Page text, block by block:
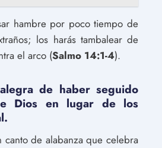
hambre por poco tiempo de
los harás tambalear de
el arco (Salmo 14:1-4).
de haber seguido
Dios en lugar de los
canto de alabanza que celebra